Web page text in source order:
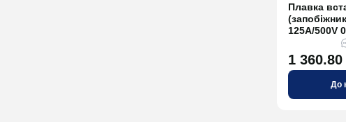
Плавка
125A/500V
1 360.80
До